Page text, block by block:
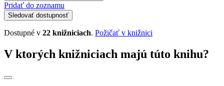
Pridať do zoznamu
Sledovať dostupnosť
Dostupné v 22 knižniciach. Požičať v knižnici
V ktorých knižniciach majú túto knihu?